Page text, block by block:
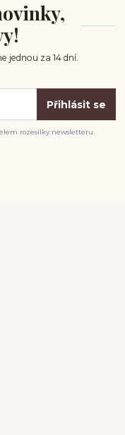
jednou za 14 dní.
Přihlásit se
rozesílky newsletteru.